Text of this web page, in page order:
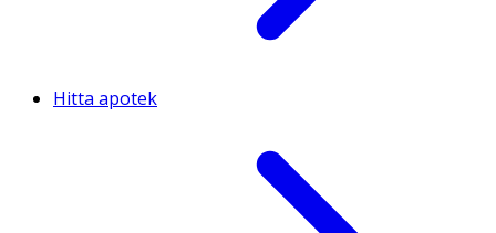
Hitta apotek